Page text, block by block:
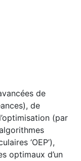
de
de
(par
‘OEP’),
optimaux d’un